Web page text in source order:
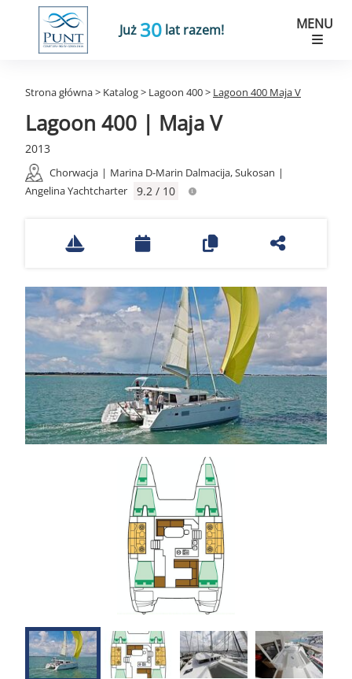
Już 30 lat razem! MENU
Strona główna> Katalog> Lagoon 400> Lagoon 400 Maja V
Lagoon 400 | Maja V
2013
Chorwacja | Marina D-Marin Dalmacija, Sukosan |
Angelina Yachtcharter
9.2 / 10